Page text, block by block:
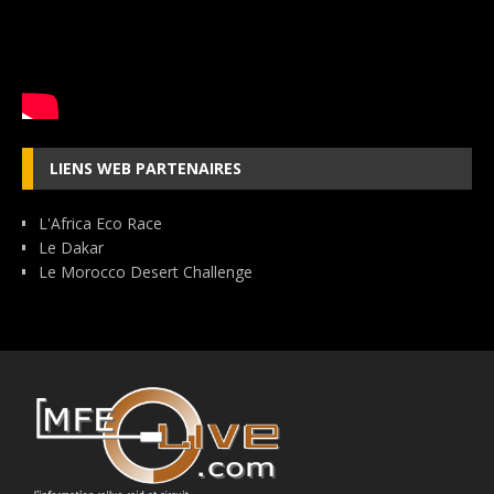
LIENS WEB PARTENAIRES
L'Africa Eco Race
Le Dakar
Le Morocco Desert Challenge